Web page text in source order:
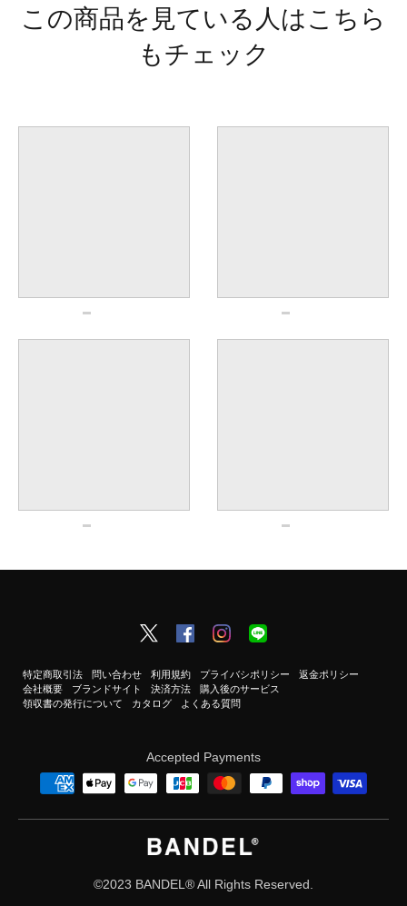
この商品を見ている人はこちら
もチェック
特定商取引法 問い合わせ 利用規約 プライバシポリシー
返金ポリシー
会社概要
ブランドサイト 決済方法
購入後のサービス
領収書の発行について
カタログ よくある質問
Accepted Payments
©2023 BANDEL®︎ All Rights Reserved.